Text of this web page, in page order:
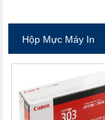
Hộp Mực Máy In